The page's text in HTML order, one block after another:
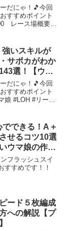
だにゃ！🎵今回
すすめポイント
レース場概要
強いスキルが
サポカがわか
選！【ウマ
だにゃ！🎵今回
すすめポイント
娘 #LOH #リーグ
でできる！A＋
せるコツ10選
ウマ娘の作り
ダービー】
フラッシュスイ
すすめです！！
ード５枚編成
への解説【プ